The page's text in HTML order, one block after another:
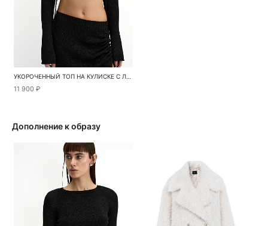
УКОРОЧЕННЫЙ ТОП НА КУЛИСКЕ С ЛЮРЕКСОМ
11 900 ₽
Дополнение к образу